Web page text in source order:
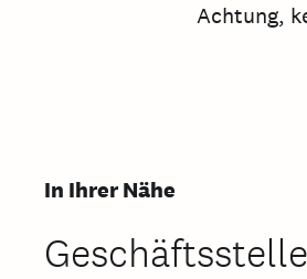
Achtung,
In Ihrer Nähe